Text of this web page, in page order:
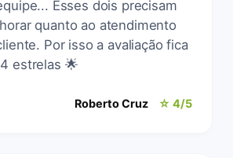
Esses dois precisam
quanto ao atendimento
Por isso a avaliação fica
estrelas 🌟
Roberto Cruz ☆ 4/5